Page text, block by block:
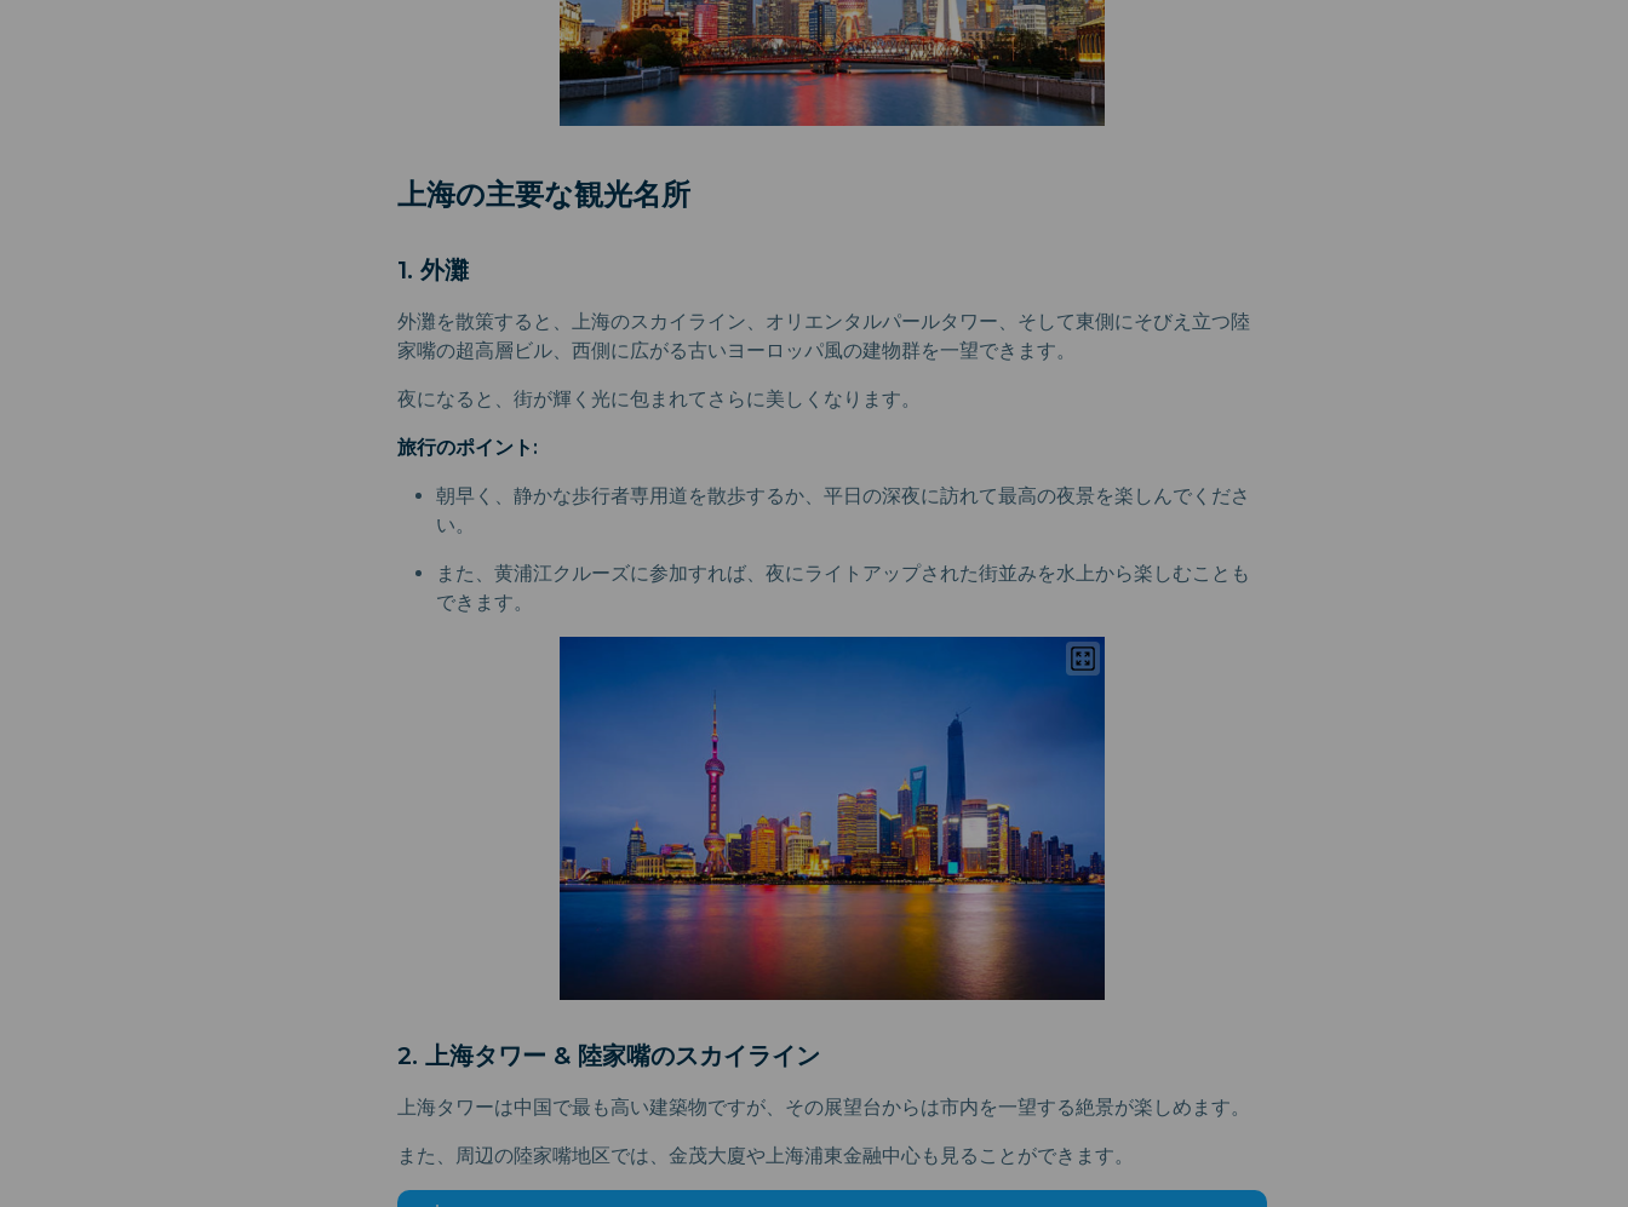
上海の主要な観光名所
1. 外灘
外灘を散策すると、上海のスカイライン、オリエンタルパールタワー、そして東側にそびえ立つ陸
家嘴の超高層ビル、西側に広がる古いヨーロッパ風の建物群を一望できます。
夜になると、街が輝く光に包まれてさらに美しくなります。
旅行のポイント:
朝早く、静かな歩行者専用道を散歩するか、平日の深夜に訪れて最高の夜景を楽しんでくださ
い。
また、黄浦江クルーズに参加すれば、夜にライトアップされた街並みを水上から楽しむことも
できます。
2. 上海タワー & 陸家嘴のスカイライン
上海タワーは中国で最も高い建築物ですが、その展望台からは市内を一望する絶景が楽しめます。
また、周辺の陸家嘴地区では、金茂大廈や上海浦東金融中心も見ることができます。